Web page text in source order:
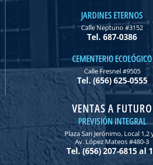
JARDINES ETERNOS
Calle Neptuno #3152
Tel. 687-0386
CEMENTERIO ECOLÓGICO
Calle Fresnel #9505
Tel. (656) 625-0555
VENTAS A FUTURO
PREVISIÓN INTEGRAL
Plaza San Jerónimo, Local 1,2
Av. López Mateos #480-3
Tel. (656) 207-6815 al